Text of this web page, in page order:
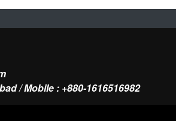
/ Mobile : +880-1616516982